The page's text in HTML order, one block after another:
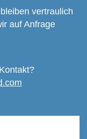
vertraulich
auf Anfrage